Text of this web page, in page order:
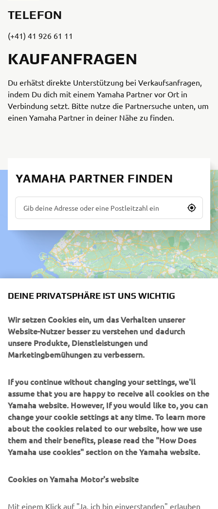
TELEFON
(+41) 41 926 61 11
KAUFANFRAGEN
Du erhätst direkte Unterstützung bei Verkaufsanfragen,
indem Du dich mit einem Yamaha Partner vor Ort in
Verbindung setzt. Bitte nutze die Partnersuche unten, um
einen Yamaha Partner in deiner Nähe zu finden.
YAMAHA PARTNER FINDEN
UNTERNEHMEN
B2B
MEHR YAMAHA
SUPPORT
NEWSLETTER
Sonderveranstaltungen, Neuerscheinungen und vielem mehr.
DEINE PRIVATSPHÄRE IST UNS WICHTIG
Wir setzen Cookies ein, um das Verhalten unserer
Website-Nutzer besser zu verstehen und dadurch
unsere Produkte, Dienstleistungen und
Marketingbemühungen zu verbessern.
If you continue without changing your settings, we'll
assume that you are happy to receive all cookies on the
Yamaha website. However, If you would like to, you can
change your cookie settings at any time. To learn more
about the cookies related to our website, how we use
them and their benefits, please read the "How Does
Yamaha use cookies" section on the Yamaha website.
Cookies on Yamaha Motor's website
Mit einem Klick auf "Ja, ich bin einverstanden" erlauben